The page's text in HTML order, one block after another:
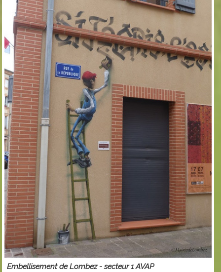
Embellisement de Lombez - secteur 1 AVAP